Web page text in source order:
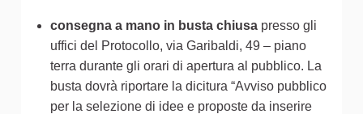
consegna a mano in busta chiusa presso gli
uffici del Protocollo, via Garibaldi, 49 – piano
terra durante gli orari di apertura al pubblico. La
busta dovrà riportare la dicitura “Avviso pubblico
per la selezione di idee e proposte da inserire